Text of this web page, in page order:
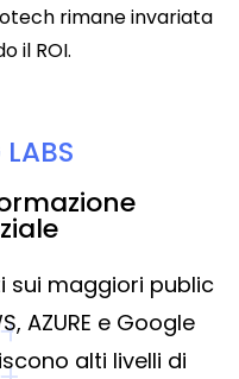
rimane invariata
il ROI.
sui maggiori public
AZURE e Google
alti livelli di